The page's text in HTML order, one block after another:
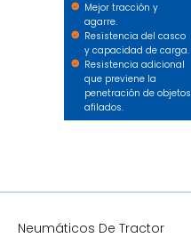
Mejor tracción y
agarre.
Resistencia del casco
y capacidad de carga.
Resistencia adicional
que previene la
penetración de objetos
afilados.
Neumáticos De Tractor